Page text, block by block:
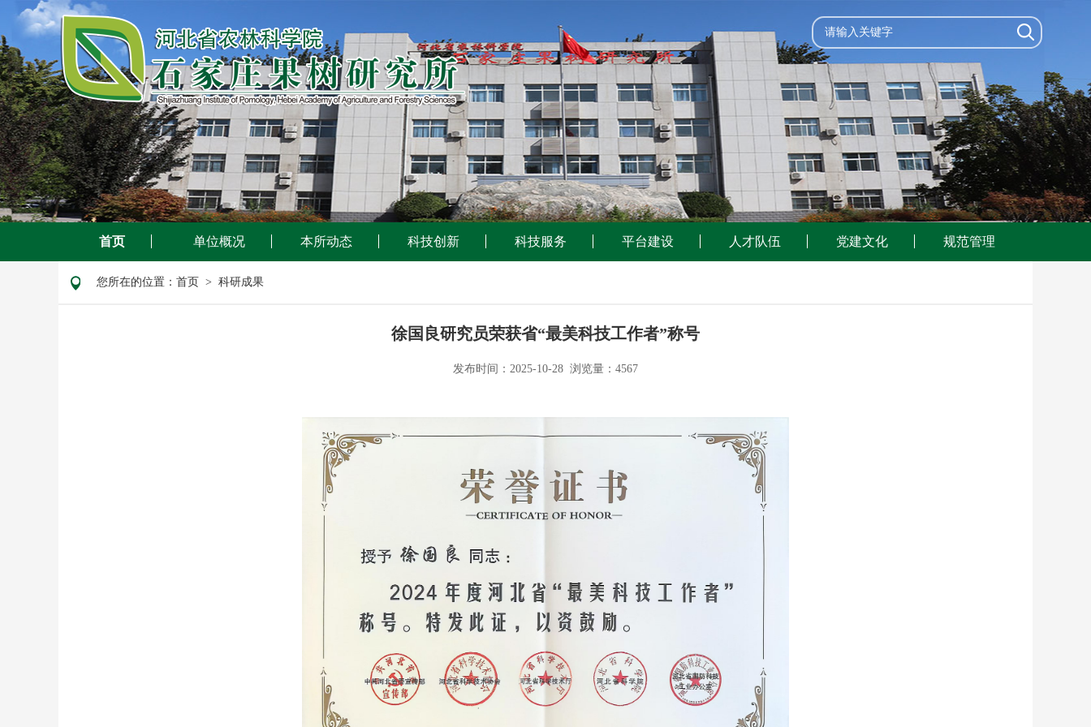
首页 单位概况 本所动态 科技创新 科技服务 平台建设 人才队伍 党建文化 规范管理
您所在的位置： 首页 > 科研成果
徐国良研究员荣获省“最美科技工作者”称号
发布时间：2025-10-28 浏览量：4567